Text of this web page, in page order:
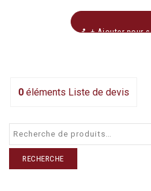
+ Ajouter pour
0 éléments Liste de devis
RECHERCHE